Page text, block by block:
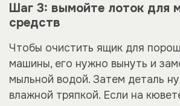
Шаг 3: вымойте лоток для
средств
Чтобы очистить ящик для
машины, его нужно вынуть и
мыльной водой. Затем деталь
влажной тряпкой. Если на